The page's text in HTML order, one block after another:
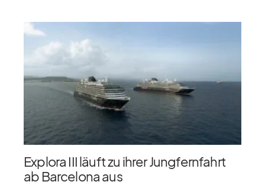
Explora III läuft zu ihrer Jungfernfahrt
ab Barcelona aus